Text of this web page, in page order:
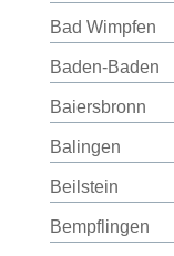
Bad Wimpfen
Baden-Baden
Baiersbronn
Balingen
Beilstein
Bempflingen